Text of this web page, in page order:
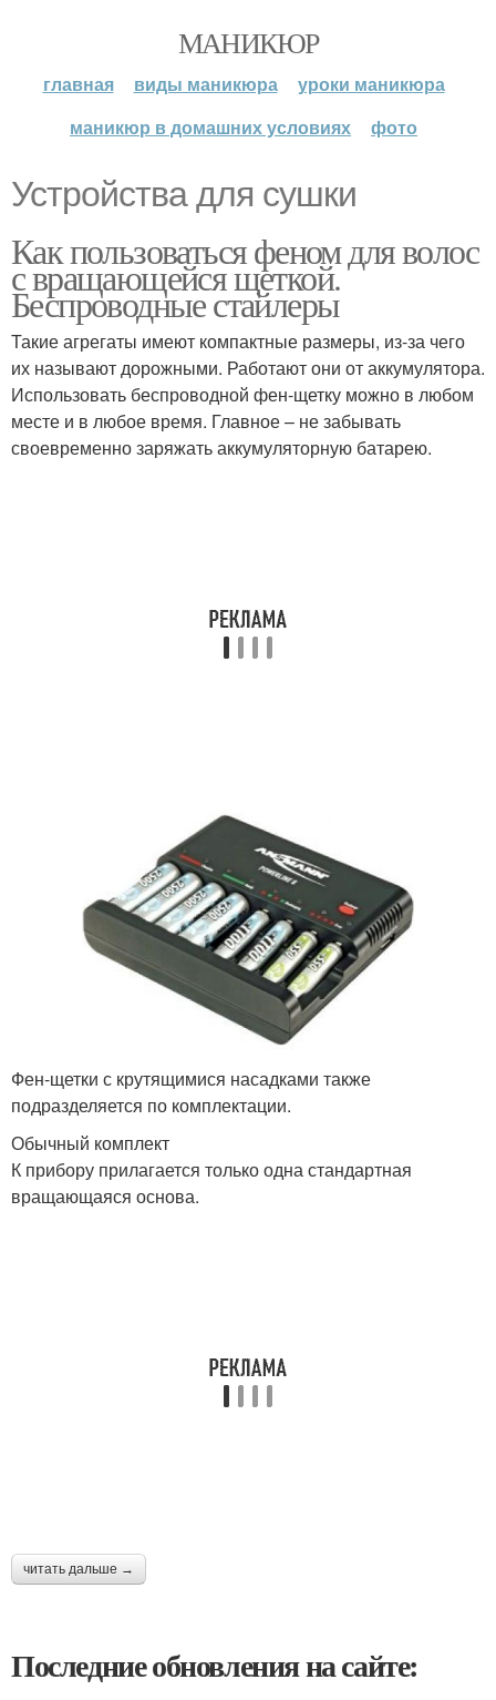
МАНИКЮР
главная виды маникюра
уроки маникюра
маникюр в домашних условиях
фото
Устройства для сушки
Как пользоваться феном для волос
с вращающейся щеткой.
Беспроводные стайлеры
Такие агрегаты имеют компактные размеры, из-за чего
их называют дорожными. Работают они от аккумулятора.
Использовать беспроводной фен-щетку можно в любом
месте и в любое время. Главное – не забывать
своевременно заряжать аккумуляторную батарею.
Фен-щетки с крутящимися насадками также
подразделяется по комплектации.
Обычный комплект
К прибору прилагается только одна стандартная
вращающаяся основа.
читать дальше →
Последние обновления на сайте: